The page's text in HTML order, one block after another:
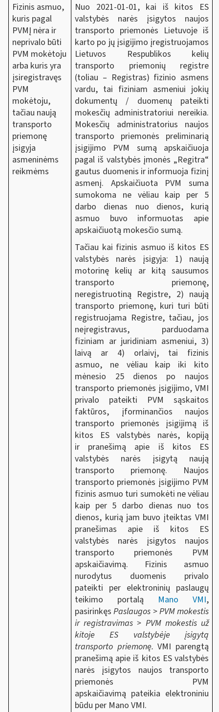
Fizinis asmuo,
kuris pagal
PVMĮ nėra ir
neprivalo būti
PVM mokėtoju
arba kuris yra
įsiregistravęs
PVM
mokėtoju,
tačiau naują
transporto
priemonę
įsigyja
asmeninėms
reikmėms
Nuo 2021-01-01, kai iš kitos ES
valstybės narės įsigytos naujos
transporto priemonės Lietuvoje iš
karto po jų įsigijimo įregistruojamos
Lietuvos Respublikos kelių
transporto priemonių registre
(toliau – Registras) fizinio asmens
vardu, tai fiziniam asmeniui jokių
dokumentų / duomenų pateikti
mokesčių administratoriui nereikia.
Mokesčių administratorius naujos
transporto priemonės preliminarią
įsigijimo PVM sumą apskaičiuoja
pagal iš valstybės įmonės „Regitra“
gautus duomenis ir informuoja fizinį
asmenį. Apskaičiuota PVM suma
sumokoma ne vėliau kaip per 5
darbo dienas nuo dienos, kurią
asmuo buvo informuotas apie
apskaičiuotą mokesčio sumą.
Tačiau kai fizinis asmuo iš kitos ES
valstybės narės įsigyja: 1) naują
motorinę kelių ar kitą sausumos
transporto priemonę,
neregistruotiną Registre, 2) naują
transporto priemonę, kuri turi būti
registruojama Registre, tačiau, jos
neįregistravus, parduodama
fiziniam ar juridiniam asmeniui, 3)
laivą ar 4) orlaivį, tai fizinis
asmuo, ne vėliau kaip iki kito
mėnesio 25 dienos po naujos
transporto priemonės įsigijimo, VMI
privalo pateikti PVM sąskaitos
faktūros, įforminančios naujos
transporto priemonės įsigijimą iš
kitos ES valstybės narės, kopiją
ir pranešimą apie iš kitos ES
valstybės narės įsigytą naują
transporto priemonę. Naujos
transporto priemonės įsigijimo PVM
fizinis asmuo turi sumokėti ne vėliau
kaip per 5 darbo dienas nuo tos
dienos, kurią jam buvo įteiktas VMI
pranešimas apie iš kitos ES
valstybės narės įsigytos naujos
transporto priemonės PVM
apskaičiavimą. Fizinis asmuo
nurodytus duomenis privalo
pateikti per elektroninių paslaugų
teikimo portalą Mano VMI,
pasirinkęsPaslaugos > PVM mokestis
ir registravimas > PVM mokestis už
kitoje ES valstybėje įsigytą
transporto priemonę.VMI parengtą
pranešimą apie iš kitos ES valstybės
narės įsigytos naujos transporto
priemonės PVM
apskaičiavimą pateikia elektroniniu
būdu per Mano VMI.